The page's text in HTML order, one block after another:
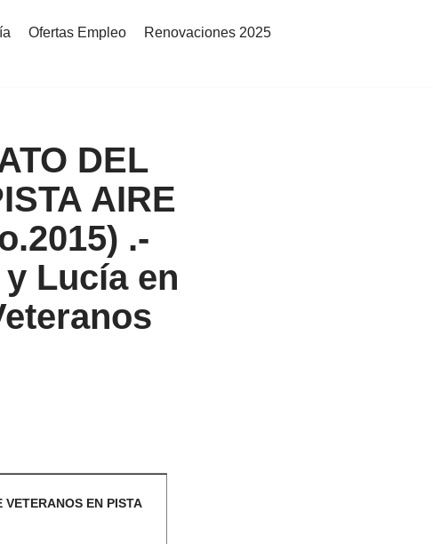
Ofertas Empleo
Renovaciones 2025
DEL
AIRE
.-
Lucía en
EN PISTA